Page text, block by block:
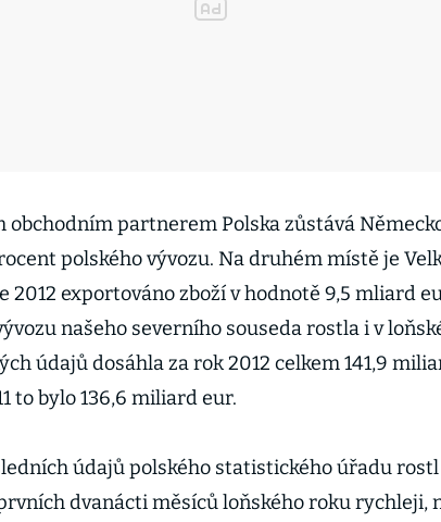
obchodním partnerem Polska zůstává
polského vývozu. Na druhém místě je
2012 exportováno zboží v hodnotě 9,5 mliard
našeho severního souseda rostla i v
údajů dosáhla za rok 2012 celkem 141,9
to bylo 136,6 miliard eur.
údajů polského statistického úřadu
dvanácti měsíců loňského roku rychleji,